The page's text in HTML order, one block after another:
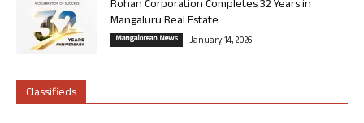
Rohan Corporation Completes 32 Years in
Mangaluru Real Estate
Mangalorean News January 14, 2026
Classifieds